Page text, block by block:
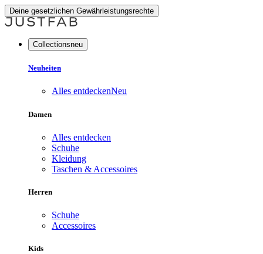
Deine gesetzlichen Gewährleistungsrechte
Collectionsneu
Neuheiten
Alles entdeckenNeu
Damen
Alles entdecken
Schuhe
Kleidung
Taschen & Accessoires
Herren
Schuhe
Accessoires
Kids